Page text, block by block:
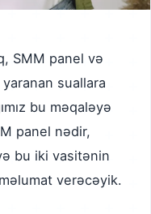
SMM panel və
suallara
bu məqaləyə
panel nədir,
bu iki vasitənin
verəcəyik.